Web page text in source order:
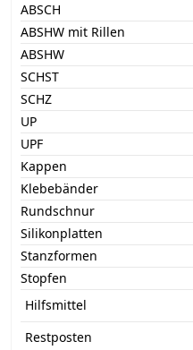
ABSCH
ABSHW mit Rillen
ABSHW
SCHST
SCHZ
UP
UPF
Kappen
Klebebänder
Rundschnur
Silikonplatten
Stanzformen
Stopfen
Hilfsmittel
Restposten